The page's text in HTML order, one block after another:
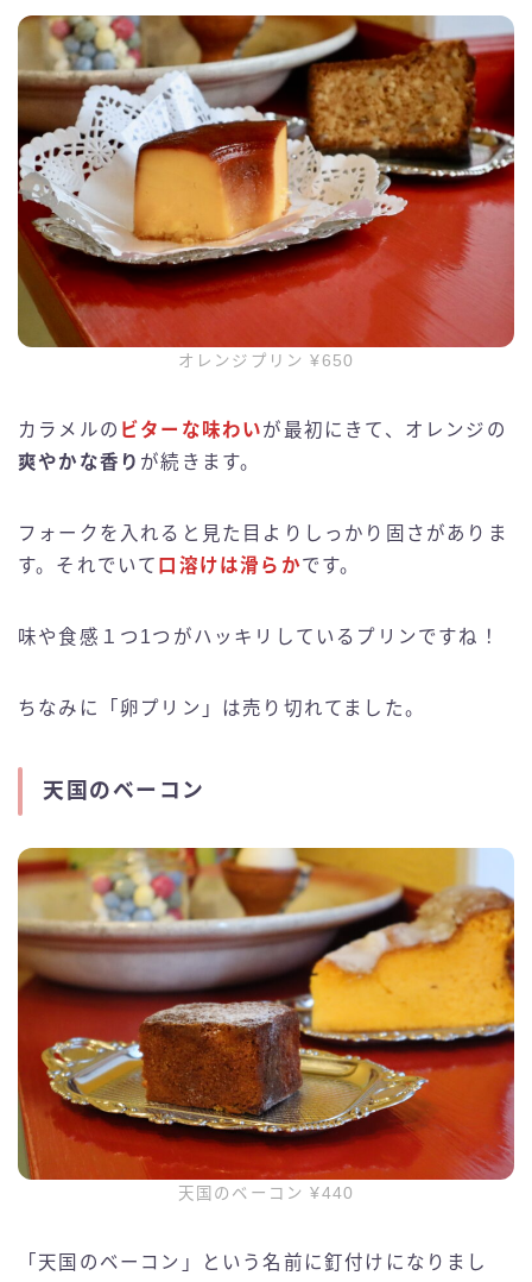
オレンジプリン ¥650
カラメルの ビターな味わいが最初にきて、オレンジの
爽やかな香り が続きます。
フォークを入れると見た目よりしっかり固さがありま
す。それでいて 口溶けは滑らかです。
味や食感１つ1つがハッキリしているプリンですね！
ちなみに「卵プリン」は売り切れてました。
天国のベーコン
天国のベーコン ¥440
「天国のベーコン」という名前に釘付けになりまし